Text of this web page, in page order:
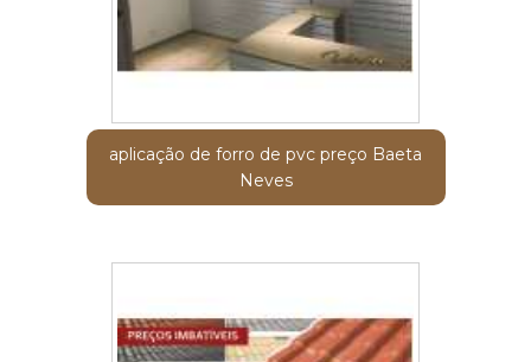
aplicação de forro de pvc preço Baeta
Neves